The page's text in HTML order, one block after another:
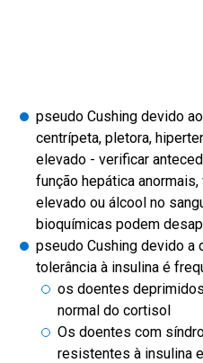
pseudo Cushing devido
centrípeta, pletora,
elevado - verificar
função hepática
elevado ou álcool no
bioquímicas podem
pseudo Cushing devido
tolerância à insulina é
os doentes
normal do cortisol
Os doentes com
resistentes à insulina